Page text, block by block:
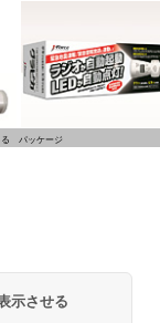
パッケージ
示させる